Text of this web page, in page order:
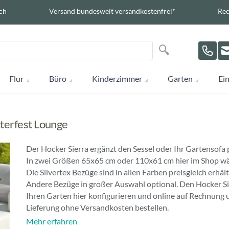
Versand bundesweit versandkostenfrei*
Suche
Suche
Flur Büro Kinderzimmer Garten
Lounge
Der Hocker Sierra ergänzt den Sessel oder Ihr Gartensofa
In zwei Größen 65x65 cm oder 110x61 cm hier im Shop
Die Silvertex Bezüge sind in allen Farben preisgleich
Andere Bezüge in großer Auswahl optional. Den Hocker
Ihren Garten hier konfigurieren und online auf Rechnung
Lieferung ohne Versandkosten bestellen.
Mehr erfahren